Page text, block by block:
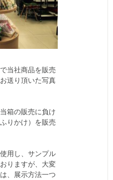
当社商品を販売
送り頂いた写真
箱の販売に負け
りかけ）を販売
用し、サンプル
りますが、大変
、展示方法一つ